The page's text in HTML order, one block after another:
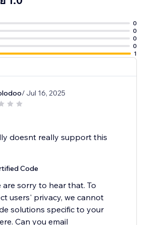
0
0
0
0
1
/ Jul 16, 2025
doesnt really support this
Code
are sorry to hear that. To
users' privacy, we cannot
solutions specific to your
Can you email